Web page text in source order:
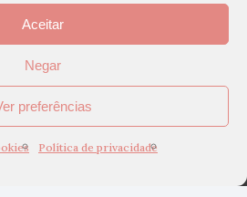
Aceitar
Negar
preferências
Política de privacidade